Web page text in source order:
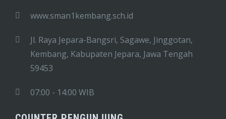
www.sman1kembang.sch.id
Jl. Raya Jepara-Bangsri, Sagawe, Jinggotan,
Kembang, Kabupaten Jepara, Jawa Tengah
59453
07:00 - 14:00 WIB